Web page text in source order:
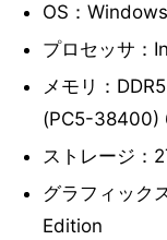
OS：
プロセッサ：
メモリ：
(PC5-38400)
ストレージ：
グラフィック
Edition